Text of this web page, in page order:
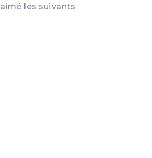
aimé les suivants